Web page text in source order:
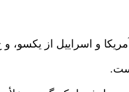
و اسراییل از یکسو، و